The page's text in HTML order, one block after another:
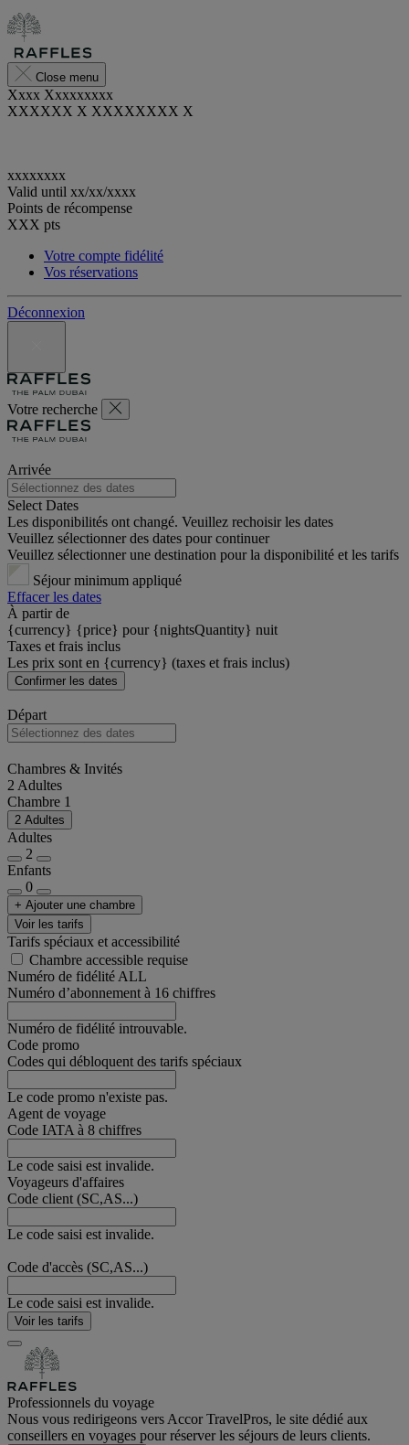
Close menu
Xxxx Xxxxxxxxx
XXXXXX X XXXXXXXX X
xxxxxxxx
Valid until xx/xx/xxxx
Points de récompense
XXX pts
Votre compte fidélité
Vos réservations
Déconnexion
Votre recherche
Arrivée
Select Dates
Les disponibilités ont changé. Veuillez rechoisir les dates
Veuillez sélectionner des dates pour continuer
Veuillez sélectionner une destination pour la disponibilité et les tarifs
Séjour minimum appliqué
Effacer les dates
À partir de
{currency} {price} pour {nightsQuantity} nuit
Taxes et frais inclus
Les prix sont en {currency} (taxes et frais inclus)
Confirmer les dates
Départ
Chambres & Invités
2 Adultes
Chambre 1
2 Adultes
Adultes
2
Enfants
0
+ Ajouter une chambre
Voir les tarifs
Tarifs spéciaux et accessibilité
Chambre accessible requise
Numéro de fidélité ALL
Numéro d’abonnement à 16 chiffres
Numéro de fidélité introuvable.
Code promo
Codes qui débloquent des tarifs spéciaux
Le code promo n'existe pas.
Agent de voyage
Code IATA à 8 chiffres
Le code saisi est invalide.
Voyageurs d'affaires
Code client (SC,AS...)
Le code saisi est invalide.
Code d'accès (SC,AS...)
Le code saisi est invalide.
Voir les tarifs
Professionnels du voyage
Nous vous redirigeons vers Accor TravelPros, le site dédié aux
conseillers en voyages pour réserver les séjours de leurs clients.